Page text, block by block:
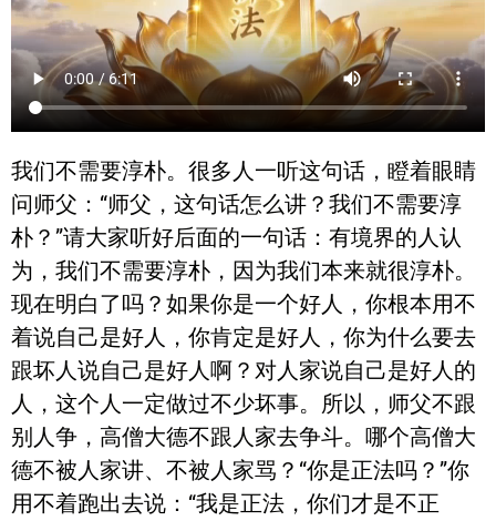
我们不需要淳朴。很多人一听这句话，瞪着眼睛
问师父：“师父，这句话怎么讲？我们不需要淳
朴？”请大家听好后面的一句话：有境界的人认
为，我们不需要淳朴，因为我们本来就很淳朴。
现在明白了吗？如果你是一个好人，你根本用不
着说自己是好人，你肯定是好人，你为什么要去
跟坏人说自己是好人啊？对人家说自己是好人的
人，这个人一定做过不少坏事。所以，师父不跟
别人争，高僧大德不跟人家去争斗。哪个高僧大
德不被人家讲、不被人家骂？“你是正法吗？”你
用不着跑出去说：“我是正法，你们才是不正